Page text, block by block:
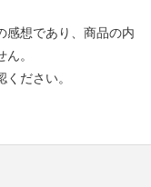
感想であり、商品の内
。
ださい。